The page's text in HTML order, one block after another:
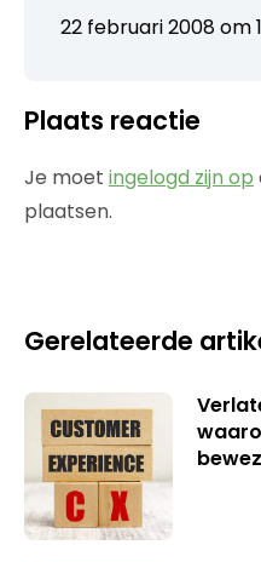
22 februari 2008 om
Plaats reactie
Je moet ingelogd zijn op
plaatsen.
Gerelateerde